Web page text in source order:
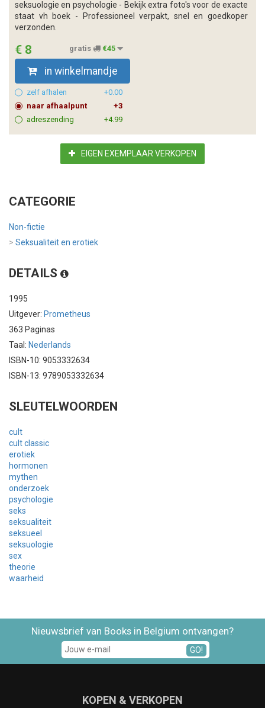
seksuologie en psychologie - Bekijk extra foto's voor de exacte
staat vh boek - Professioneel verpakt, snel en goedkoper
verzonden.
€ 8 gratis €45
in winkelmandje
zelf afhalen
+0.00
naar afhaalpunt
+3
adreszending
+4.99
EIGEN EXEMPLAAR VERKOPEN
CATEGORIE
Non-fictie
> Seksualiteit en erotiek
DETAILS
1995
Uitgever: Prometheus
363 Paginas
Taal: Nederlands
ISBN-10: 9053332634
ISBN-13: 9789053332634
SLEUTELWOORDEN
cult
cult classic
erotiek
hormonen
mythen
onderzoek
psychologie
seks
seksualiteit
seksueel
seksuologie
sex
theorie
waarheid
Nieuwsbrief van Books in Belgium ontvangen?
GO!
KOPEN & VERKOPEN